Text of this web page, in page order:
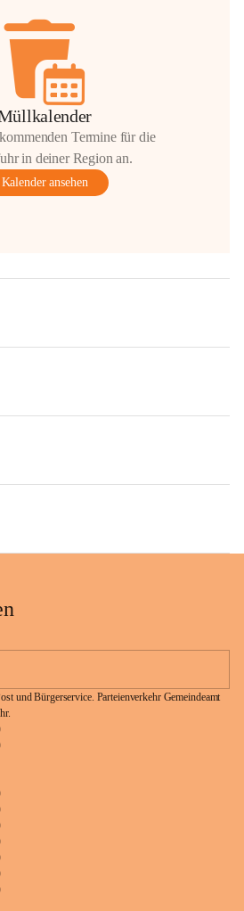
Termine für die
in deiner Region an.
Kalender ansehen
und Bürgerservice. Parteienverkehr Gemeindeamt